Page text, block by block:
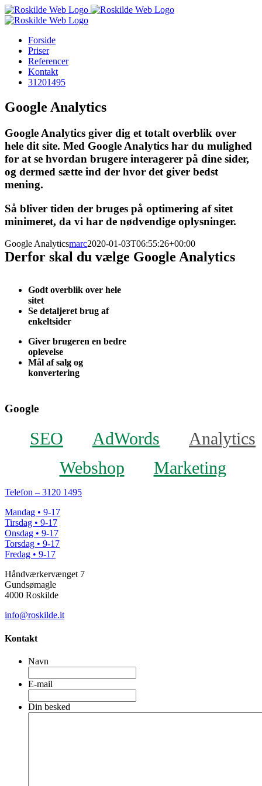
Skip
to
Forside
Priser
Referencer
Kontakt
31201495
Google Analytics
Google Analytics giver dig et totalt overblik over
hele dit site. Med Google Analytics har du mulighed
for at se hvordan brugere interagerer på dine sider,
og dermed sætte ind der hvor det giver bedst
mening.
Så bliver tiden der bruges på optimering af sitet
minimeret, da vi har de nødvendige oplysninger.
Google Analyticsmarc2020-01-03T06:55:26+00:00
Derfor skal du vælge Google Analytics
Godt overblik over hele
sitet
Se detaljeret brug af
enkeltsider
Giver brugeren en bedre
oplevelse
Mål af salg og
konvertering
Google
SEO AdWords
Analytics
Webshop
Marketing
Telefon – 3120 1495
Mandag • 9-17
Tirsdag • 9-17
Onsdag • 9-17
Torsdag • 9-17
Fredag • 9-17
Håndværkervænget 7
Gundsømagle
4000 Roskilde
info@roskilde.it
Kontakt
Navn
E-mail
Din besked